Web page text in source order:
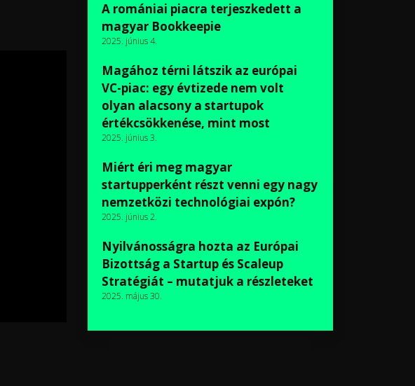
A romániai piacra terjeszkedett a
magyar Bookkeepie
2025. június 4.
Magához térni látszik az európai
VC-piac: egy évtizede nem volt
olyan alacsony a startupok
értékcsökkenése, mint most
2025. június 3.
Miért éri meg magyar
startupperként részt venni egy nagy
nemzetközi technológiai expón?
2025. június 2.
Nyilvánosságra hozta az Európai
Bizottság a Startup és Scaleup
Stratégiát – mutatjuk a részleteket
2025. május 30.